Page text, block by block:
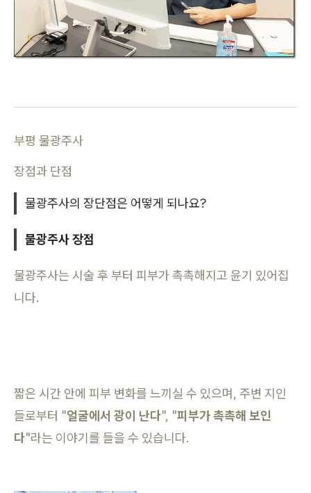
부평 물광주사
장점과 단점
물광주사의 장단점은 어떻게 되나요?
물광주사 장점
물광주사는 시술 후 부터 피부가 촉촉해지고 윤기 있어집
니다.
짧은 시간 안에 피부 변화를 느끼실 수 있으며, 주변 지인
들로부터 "얼굴에서 광이 난다", "피부가 촉촉해 보인
다"라는 이야기를 들을 수 있습니다.